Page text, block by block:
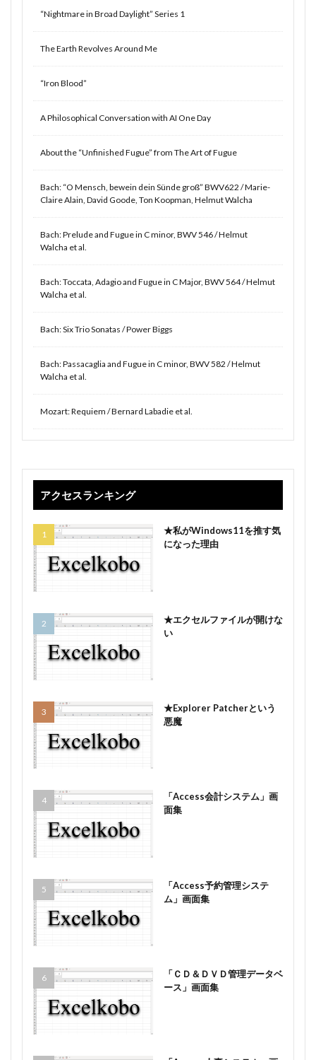
“Nightmare in Broad Daylight” Series 1
The Earth Revolves Around Me
“Iron Blood”
A Philosophical Conversation with AI One Day
About the “Unfinished Fugue” from The Art of Fugue
Bach: “O Mensch, bewein dein Sünde groß” BWV622 / Marie-
Claire Alain, David Goode, Ton Koopman, Helmut Walcha
Bach: Prelude and Fugue in C minor, BWV 546 / Helmut
Walcha et al.
Bach: Toccata, Adagio and Fugue in C Major, BWV 564 / Helmut
Walcha et al.
Bach: Six Trio Sonatas / Power Biggs
Bach: Passacaglia and Fugue in C minor, BWV 582 / Helmut
Walcha et al.
Mozart: Requiem / Bernard Labadie et al.
アクセスランキング
★私がWindows11を推す気
になった理由
★エクセルファイルが開けな
い
★Explorer Patcherという
悪魔
「Access会計システム」画
面集
「Access予約管理システ
ム」画面集
「ＣＤ＆ＤＶＤ管理データベ
ース」画面集